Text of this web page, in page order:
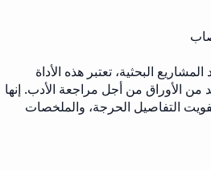
البحثية، تعتبر هذه الأداة
من الأوراق من أجل مراجعة الأدب. إنها
التفاصيل الحرجة، والملخصات